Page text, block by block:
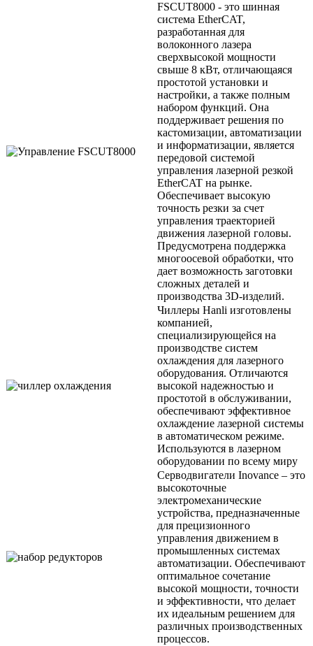
FSCUT8000 - это шинная
система EtherCAT,
разработанная для
волоконного лазера
сверхвысокой мощности
свыше 8 кВт, отличающаяся
простотой установки и
настройки, а также полным
набором функций. Она
поддерживает решения по
кастомизации, автоматизации
и информатизации, является
передовой системой
управления лазерной резкой
EtherCAT на рынке.
Обеспечивает высокую
точность резки за счет
управления траекторией
движения лазерной головы.
Предусмотрена поддержка
многоосевой обработки, что
дает возможность заготовки
сложных деталей и
производства 3D-изделий.
Чиллеры Hanli изготовлены
компанией,
специализирующейся на
производстве систем
охлаждения для лазерного
оборудования. Отличаются
высокой надежностью и
простотой в обслуживании,
обеспечивают эффективное
охлаждение лазерной системы
в автоматическом режиме.
Используются в лазерном
оборудовании по всему миру
Серводвигатели Inovance – это
высокоточные
электромеханические
устройства, предназначенные
для прецизионного
управления движением в
промышленных системах
автоматизации. Обеспечивают
оптимальное сочетание
высокой мощности, точности
и эффективности, что делает
их идеальным решением для
различных производственных
процессов.